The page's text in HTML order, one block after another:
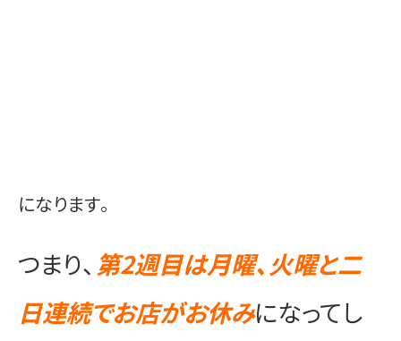
になります。
つまり、第2週目は月曜、火曜と二
日連続でお店がお休みになってし